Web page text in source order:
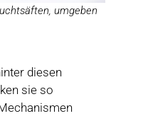
umgeben
diesen
sie so